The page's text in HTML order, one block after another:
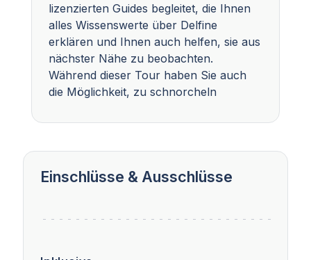
lizenzierten Guides begleitet, die Ihnen
alles Wissenswerte über Delfine
erklären und Ihnen auch helfen, sie aus
nächster Nähe zu beobachten.
Während dieser Tour haben Sie auch
die Möglichkeit, zu schnorcheln
Einschlüsse & Ausschlüsse